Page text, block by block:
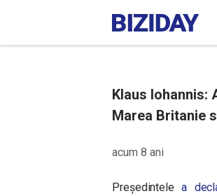
Klaus Iohannis:
Marea Britanie
acum 8 ani
Președintelea